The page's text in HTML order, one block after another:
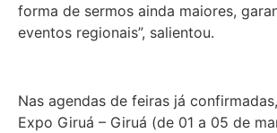
forma de sermos ainda maiores,
eventos regionais”, salientou.
Nas agendas de feiras já
Expo Giruá – Giruá (de 01 a 05 de